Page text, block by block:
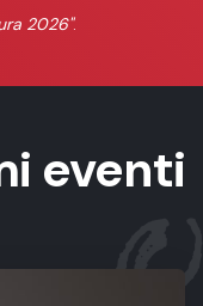
2026".
eventi